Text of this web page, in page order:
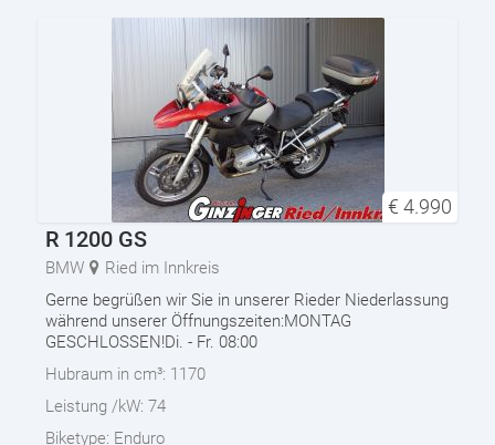
€ 4.990
R 1200 GS
BMW
Ried im Innkreis
Gerne begrüßen wir Sie in unserer Rieder Niederlassung
während unserer Öffnungszeiten:MONTAG
GESCHLOSSEN!Di. - Fr. 08:00
Hubraum in cm³: 1170
Leistung /kW: 74
Biketype: Enduro